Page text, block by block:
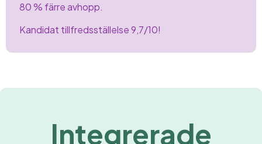
80 % färreavhopp.
Kandidat tillfredsställelse 9,7/10!
Integrerade